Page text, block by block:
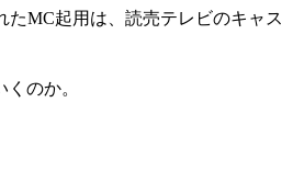
MC起用は、読売テレビのキャス
のか。